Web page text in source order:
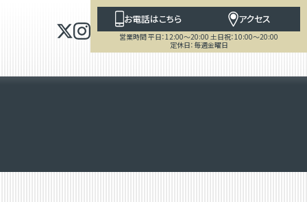
お電話はこちら アクセス
営業時間 平日：12:00～20:00 土日祝：10:00～20:00
定休日：毎週金曜日